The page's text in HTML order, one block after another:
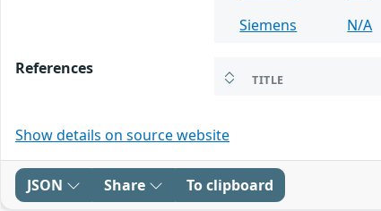
Siemens
N/A
References
TITLE
Show details on source website
JSON Share To clipboard